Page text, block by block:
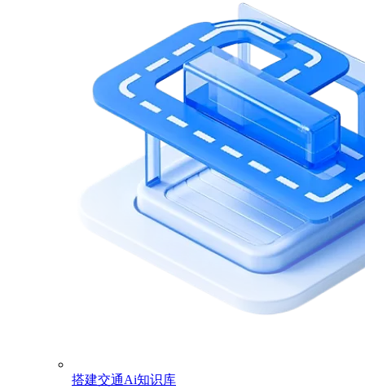
搭建交通Ai知识库